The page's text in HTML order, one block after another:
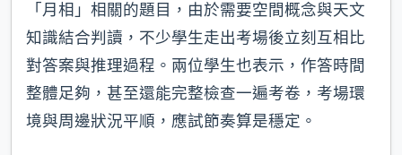
「月相」相關的題目，由於需要空間概念與天文
知識結合判讀，不少學生走出考場後立刻互相比
對答案與推理過程。兩位學生也表示，作答時間
整體足夠，甚至還能完整檢查一遍考卷，考場環
境與周邊狀況平順，應試節奏算是穩定。